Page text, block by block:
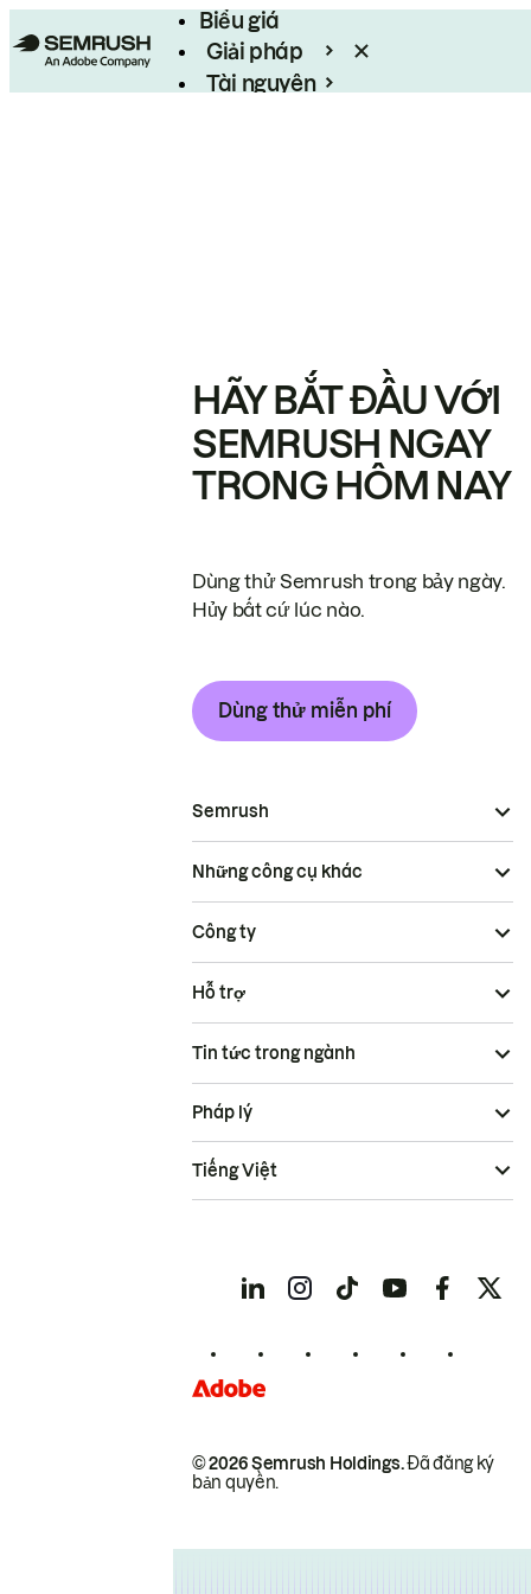
Biểu giá
Giải pháp
Tài nguyên
HÃY BẮT ĐẦU VỚI
SEMRUSH NGAY
TRONG HÔM NAY
Dùng thử Semrush trong bảy ngày.
Hủy bất cứ lúc nào.
Dùng thử miễn phí
Semrush
Những công cụ khác
Công ty
Hỗ trợ
Tin tức trong ngành
© 2026 Semrush Holdings.Đã đăng ký
bản quyền.
Pháp lý
Tiếng Việt